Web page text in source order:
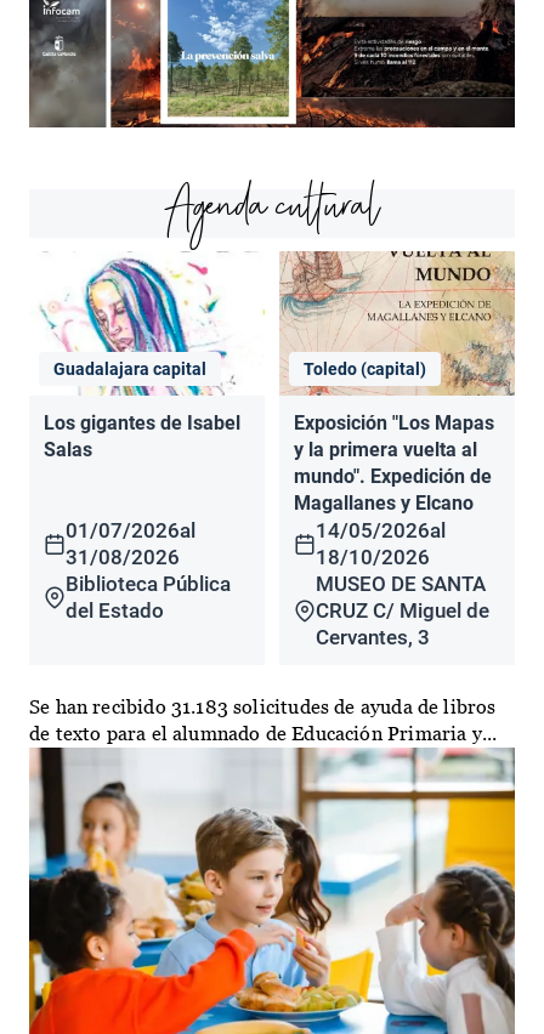
Agenda cultural
Guadalajara capital
Los gigantes de Isabel
Salas
01/07/2026al
31/08/2026
Biblioteca Pública
del Estado
Toledo (capital)
Exposición "Los Mapas
y la primera vuelta al
mundo". Expedición de
Magallanes y Elcano
14/05/2026al
18/10/2026
MUSEO DE SANTA
CRUZ C/ Miguel de
Cervantes, 3
Se han recibido 31.183 solicitudes de ayuda de libros
de texto para el alumnado de Educación Primaria y...